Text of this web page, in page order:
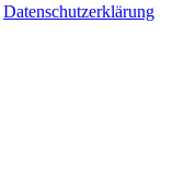
Datenschutzerklärung